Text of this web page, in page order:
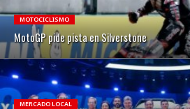
MOTOCICLISMO
MotoGP pide pista en Silverstone
MERCADO LOCAL